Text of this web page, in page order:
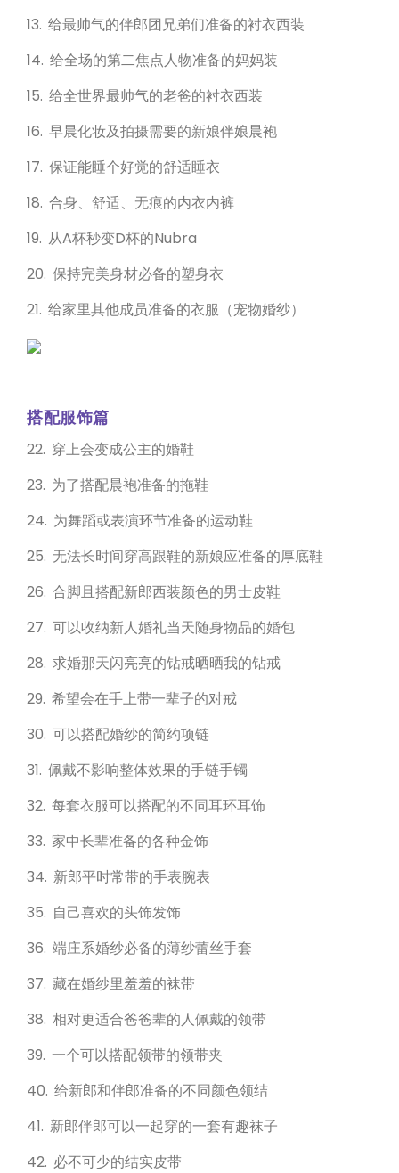
13. 给最帅气的伴郎团兄弟们准备的衬衣西装
14. 给全场的第二焦点人物准备的妈妈装
15. 给全世界最帅气的老爸的衬衣西装
16. 早晨化妆及拍摄需要的新娘伴娘晨袍
17. 保证能睡个好觉的舒适睡衣
18. 合身、舒适、无痕的内衣内裤
19. 从A杯秒变D杯的Nubra
20. 保持完美身材必备的塑身衣
21. 给家里其他成员准备的衣服（宠物婚纱）
搭配服饰篇
22. 穿上会变成公主的婚鞋
23. 为了搭配晨袍准备的拖鞋
24. 为舞蹈或表演环节准备的运动鞋
25. 无法长时间穿高跟鞋的新娘应准备的厚底鞋
26. 合脚且搭配新郎西装颜色的男士皮鞋
27. 可以收纳新人婚礼当天随身物品的婚包
28. 求婚那天闪亮亮的钻戒晒晒我的钻戒
29. 希望会在手上带一辈子的对戒
30. 可以搭配婚纱的简约项链
31. 佩戴不影响整体效果的手链手镯
32. 每套衣服可以搭配的不同耳环耳饰
33. 家中长辈准备的各种金饰
34. 新郎平时常带的手表腕表
35. 自己喜欢的头饰发饰
36. 端庄系婚纱必备的薄纱蕾丝手套
37. 藏在婚纱里羞羞的袜带
38. 相对更适合爸爸辈的人佩戴的领带
39. 一个可以搭配领带的领带夹
40. 给新郎和伴郎准备的不同颜色领结
41. 新郎伴郎可以一起穿的一套有趣袜子
42. 必不可少的结实皮带